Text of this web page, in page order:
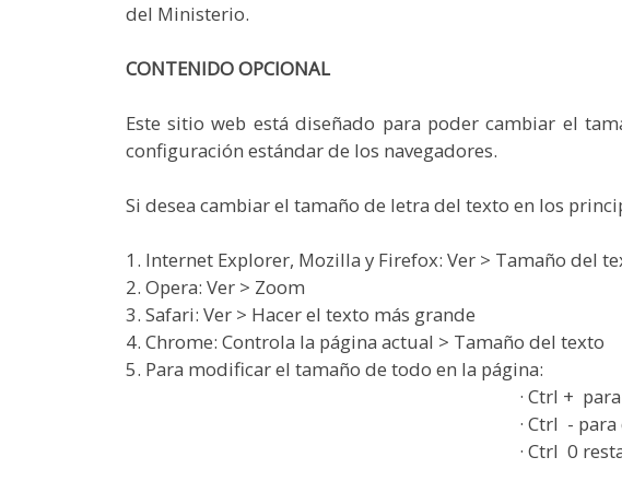
del Ministerio.
CONTENIDO OPCIONAL
Este sitio web está diseñado para poder cambiar el
configuración estándar de los navegadores.
Si desea cambiar el tamaño de letra del texto en los
1. Internet Explorer, Mozilla y Firefox: Ver > Tamaño del
2. Opera: Ver > Zoom
3. Safari: Ver > Hacer el texto más grande
4. Chrome: Controla la página actual > Tamaño del texto
5. Para modificar el tamaño de todo en la página:
· Ctrl + para
· Ctrl - para
· Ctrl 0 restaura el tamaño